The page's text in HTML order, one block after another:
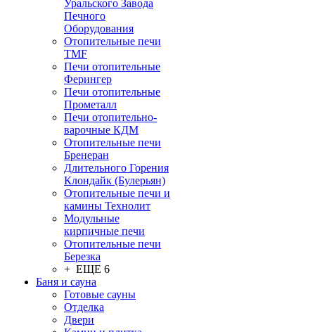
Уральского Завода
Печного
Оборудования
Отопительные печи
TMF
Печи отопительные
Ферингер
Печи отопительные
Прометалл
Печи отопительно-
варочные КДМ
Отопительные печи
Бренеран
Длительного Горения
Клондайк (Булерьян)
Отопительные печи и
камины Технолит
Модульные
кирпичные печи
Отопительные печи
Березка
+ ЕЩЕ 6
Баня и сауна
Готовые сауны
Отделка
Двери